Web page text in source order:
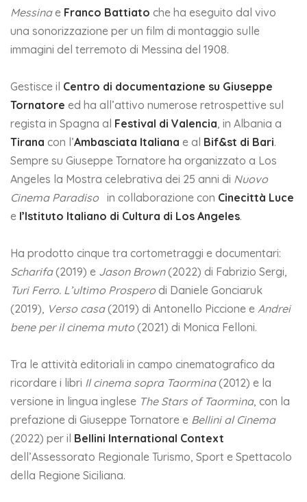
Messinae Franco Battiato che ha eseguito dal vivo
una sonorizzazione per un film di montaggio sulle
immagini del terremoto di Messina del 1908.
Gestisce il Centro di documentazione su Giuseppe
Tornatore ed ha all’attivo numerose retrospettive sul
regista in Spagna al Festival di Valencia, in Albania a
Tirana con l’Ambasciata Italiana e al Bif&st di Bari.
Sempre su Giuseppe Tornatore ha organizzato a Los
Angeles la Mostra celebrativa dei 25 anni di Nuovo
Cinema Paradisoin collaborazione con Cinecittà Luce
e l’Istituto Italiano di Cultura di Los Angeles.
Ha prodotto cinque tra cortometraggi e documentari:
Scharifa(2019) e Jason Brown(2022) di Fabrizio Sergi,
Turi Ferro. L’ultimo Prosperodi Daniele Gonciaruk
(2019), Verso casa(2019) di Antonello Piccione e Andrei
bene per il cinema muto(2021) di Monica Felloni.
Tra le attività editoriali in campo cinematografico da
ricordare i libri Il cinema sopra Taormina(2012) e la
versione in lingua inglese The Stars of Taormina, con la
prefazione di Giuseppe Tornatore e Bellini al Cinema
(2022) per il Bellini International Context
dell’Assessorato Regionale Turismo, Sport e Spettacolo
della Regione Siciliana.